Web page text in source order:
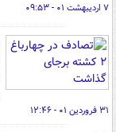
۷ اردیبهشت ۰۱ - ۰۹:۵۳
۳۱ فروردین ۰۱ - ۱۲:۴۶